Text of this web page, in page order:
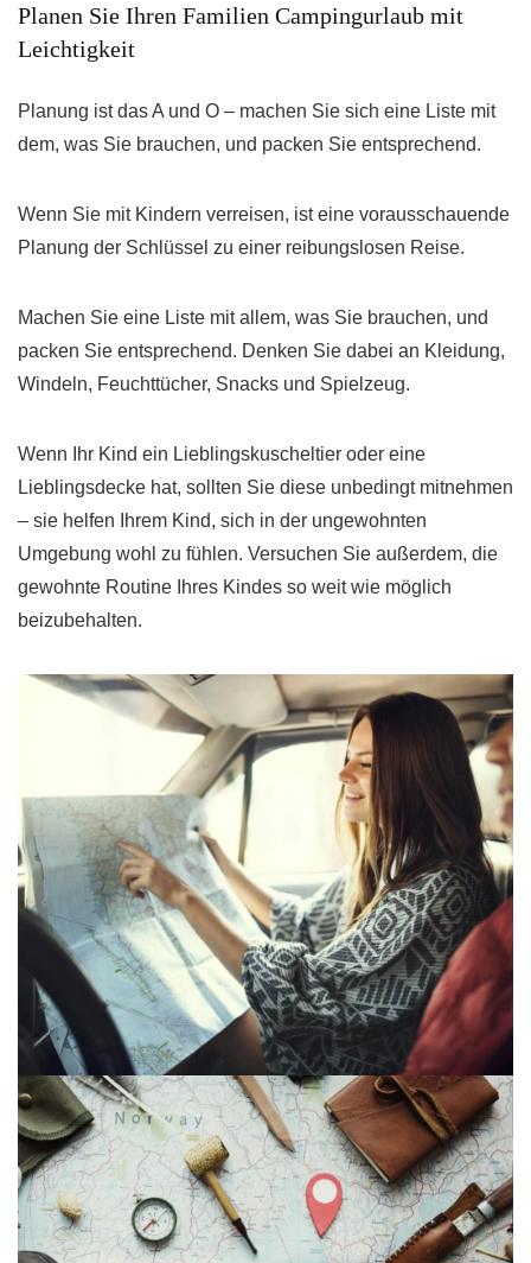
Planen Sie Ihren Familien Campingurlaub mit
Leichtigkeit
Planung ist das A und O – machen Sie sich eine Liste mit
dem, was Sie brauchen, und packen Sie entsprechend.
Wenn Sie mit Kindern verreisen, ist eine vorausschauende
Planung der Schlüssel zu einer reibungslosen Reise.
Machen Sie eine Liste mit allem, was Sie brauchen, und
packen Sie entsprechend. Denken Sie dabei an Kleidung,
Windeln, Feuchttücher, Snacks und Spielzeug.
Wenn Ihr Kind ein Lieblingskuscheltier oder eine
Lieblingsdecke hat, sollten Sie diese unbedingt mitnehmen
– sie helfen Ihrem Kind, sich in der ungewohnten
Umgebung wohl zu fühlen. Versuchen Sie außerdem, die
gewohnte Routine Ihres Kindes so weit wie möglich
beizubehalten.